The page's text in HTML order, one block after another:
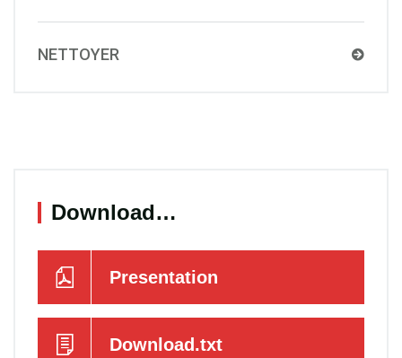
NETTOYER
Download…
Presentation
Download.txt